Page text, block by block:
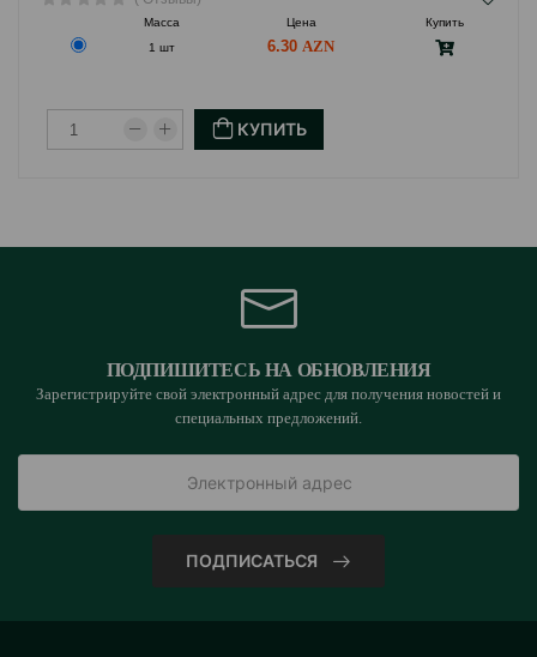
Масса Цена
Купить
1 шт
6.30
КУПИТЬ
ПОДПИШИТЕСЬ НА ОБНОВЛЕНИЯ
Зарегистрируйте свой электронный адрес для получения новостей и
специальных предложений.
ПОДПИСАТЬСЯ